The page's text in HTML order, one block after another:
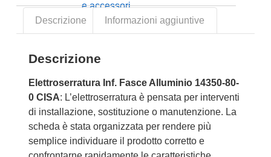
e accessori
Descrizione
Informazioni aggiuntive
Descrizione
Elettroserratura Inf. Fasce Alluminio 14350-80-
0 CISA: L’elettroserratura è pensata per interventi
di installazione, sostituzione o manutenzione. La
scheda è stata organizzata per rendere più
semplice individuare il prodotto corretto e